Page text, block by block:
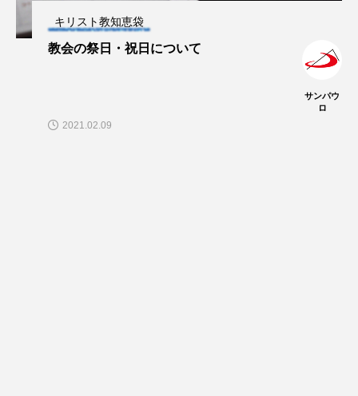
キリスト教知恵袋
教会の祭日・祝日について
サンパウ
ロ
2021.02.09